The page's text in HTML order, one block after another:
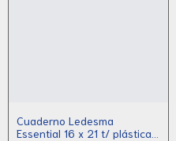
Cuaderno Ledesma
Essential 16 x 21 t/ plástica x